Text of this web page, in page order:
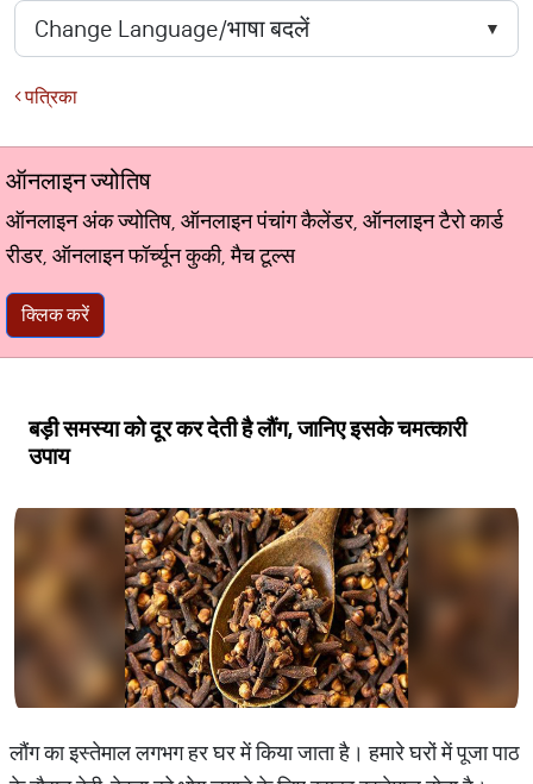
पत्रिका
ऑनलाइन ज्योतिष
ऑनलाइन अंक ज्योतिष, ऑनलाइन पंचांग कैलेंडर, ऑनलाइन टैरो कार्ड
रीडर, ऑनलाइन फॉर्च्यून कुकी, मैच टूल्स
क्लिक करें
बड़ी समस्या को दूर कर देती है लौंग, जानिए इसके चमत्कारी
उपाय
लौंग का इस्तेमाल लगभग हर घर में किया जाता है। हमारे घरों में पूजा पाठ